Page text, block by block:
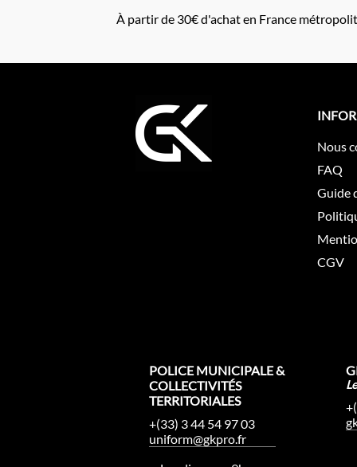
À partir de 30€ d'achat en France
Nous
FAQ
Guide
CGV
POLICE MUNICIPALE &
COLLECTIVITÉS
TERRITORIALES
+(33) 3 44 54 97 03
uniform@gkpro.fr